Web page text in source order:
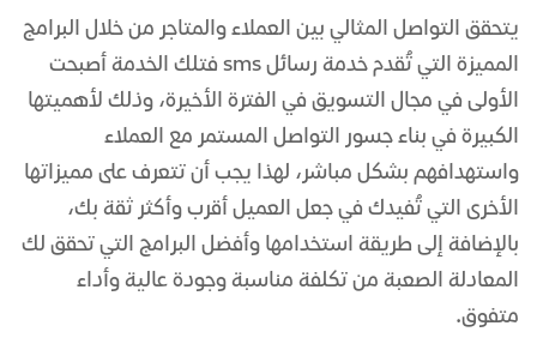
يتحقق التواصل المثالي بين العملاء والمتاجر من خلال البرامج
المميزة التي تُقدم خدمة رسائل sms فتلك الخدمة أصبحت
الأولى في مجال التسويق في الفترة الأخيرة، وذلك لأهميتها
الكبيرة في بناء جسور التواصل المستمر مع العملاء
واستهدافهم بشكل مباشر، لهذا يجب أن تتعرف على مميزاتها
الأخرى التي تُفيدك في جعل العميل أقرب وأكثر ثقة بك،
بالإضافة إلى طريقة استخدامها وأفضل البرامج التي تحقق لك
المعادلة الصعبة من تكلفة مناسبة وجودة عالية وأداء
متفوق.